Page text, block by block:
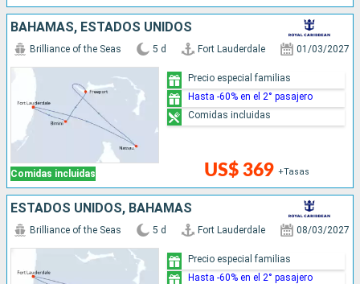
BAHAMAS, ESTADOS UNIDOS
Comidas incluidas
Brilliance of the Seas 5 d Fort Lauderdale 01/03/2027
US$ 369 +Tasas
Precio especial familias
Hasta -60% en el 2° pasajero
Comidas incluidas
ESTADOS UNIDOS, BAHAMAS
Brilliance of the Seas 5 d Fort Lauderdale 08/03/2027
Precio especial familias
Hasta -60% en el 2° pasajero